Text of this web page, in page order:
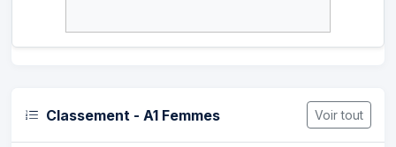
Classement - A1 Femmes Voir tout